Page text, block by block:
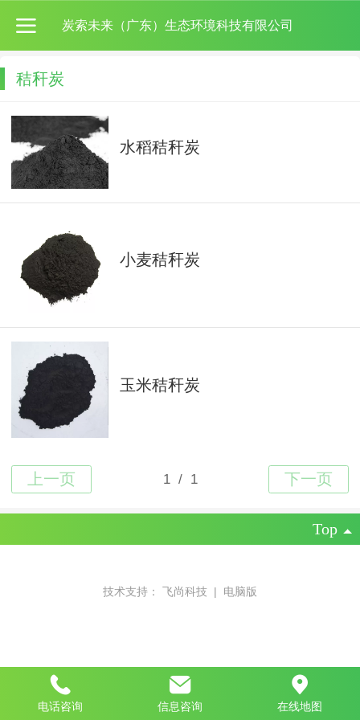
炭索未来（广东）生态环境科技有限公司
秸秆炭
水稻秸秆炭
小麦秸秆炭
玉米秸秆炭
Top
技术支持： 飞尚科技 | 电脑版
电话咨询 信息咨询 在线地图